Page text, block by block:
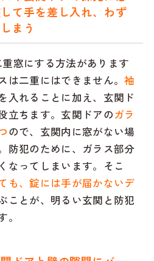
て手を差し入れ、わず
まう
窓にする方法があります
は二重にはできません。袖
入れることに加え、玄関ド
立ちます。玄関ドアのガラ
ので、玄関内に窓がない場
防犯のために、ガラス部分
なってしまいます。そこ
も、錠には手が届かないデ
ことが、明るい玄関と防犯